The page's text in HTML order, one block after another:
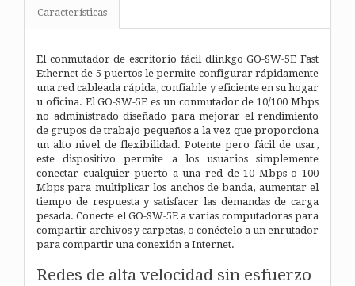
Características
El conmutador de escritorio fácil dlinkgo GO-SW-5E Fast
Ethernet de 5 puertos le permite configurar rápidamente
una red cableada rápida, confiable y eficiente en su hogar
u oficina. El GO-SW-5E es un conmutador de 10/100 Mbps
no administrado diseñado para mejorar el rendimiento
de grupos de trabajo pequeños a la vez que proporciona
un alto nivel de flexibilidad. Potente pero fácil de usar,
este dispositivo permite a los usuarios simplemente
conectar cualquier puerto a una red de 10 Mbps o 100
Mbps para multiplicar los anchos de banda, aumentar el
tiempo de respuesta y satisfacer las demandas de carga
pesada. Conecte el GO-SW-5E a varias computadoras para
compartir archivos y carpetas, o conéctelo a un enrutador
para compartir una conexión a Internet.
Redes de alta velocidad sin esfuerzo